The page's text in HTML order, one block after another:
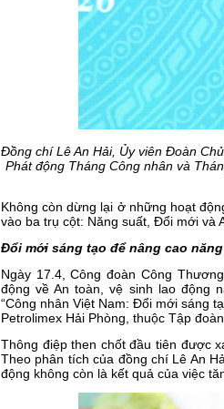
Đồng chí Lê An Hải, Ủy viên Đoàn
Phát động Tháng Công nhân và
Không còn dừng lại ở những hoạt
vào ba trụ cột: Năng suất, Đổi mới và
Đổi mới sáng tạo để nâng cao
Ngày 17.4, Công đoàn Công
động về An toàn, vệ sinh lao động
“Công nhân Việt Nam: Đổi mới sáng
Petrolimex Hải Phòng, thuộc Tập
Thông điệp then chốt đầu tiên được
Theo phân tích của đồng chí Lê An
động không còn là kết quả của việc